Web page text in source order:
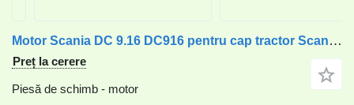
Motor Scania DC 9.16 DC916 pentru cap tractor Scania P, G, R, T, OMNICITY
Preț la cerere
Piesă de schimb - motor